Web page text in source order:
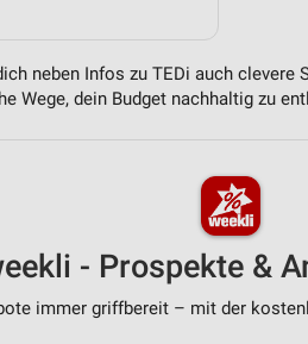
neben Infos zu TEDi auch clevere
Wege, dein Budget nachhaltig zu
- Prospekte &
immer griffbereit – mit der